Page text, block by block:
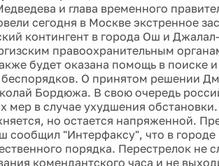
и глава временного
сегодня в Москве экстренное
контингент в города Ош и
правоохранительным
будет оказана помощь в поиске
беспорядков. О принятом решении
Бордюжа. В свою очередь
мер в случае ухудшения
но остается напряженной.
сообщил "Интерфаксу", что в городе
порядка. Перестрелок не
комендантского часа и не